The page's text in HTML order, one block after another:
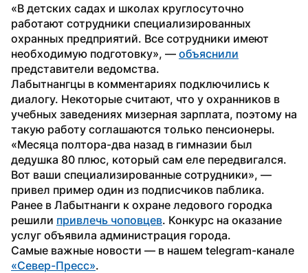
«В детских садах и школах круглосуточно
работают сотрудники специализированных
охранных предприятий. Все сотрудники имеют
необходимую подготовку», — объяснили
представители ведомства.
Лабытнангцы в комментариях подключились к
диалогу. Некоторые считают, что у охранников в
учебных заведениях мизерная зарплата, поэтому на
такую работу соглашаются только пенсионеры.
«Месяца полтора-два назад в гимназии был
дедушка 80 плюс, который сам еле передвигался.
Вот ваши специализированные сотрудники», —
привел пример один из подписчиков паблика.
Ранее в Лабытнанги к охране ледового городка
решили привлечь чоповцев. Конкурс на оказание
услуг объявила администрация города.
«Север-Пресс».